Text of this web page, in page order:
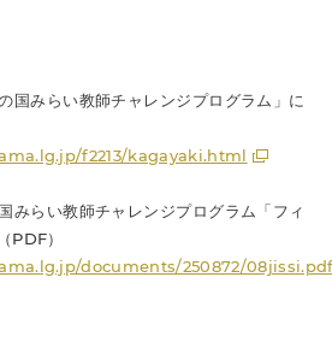
国みらい教師チャレンジプログラム」に
f2213/kagayaki.html
みらい教師チャレンジプログラム「フィ
PDF）
documents/250872/